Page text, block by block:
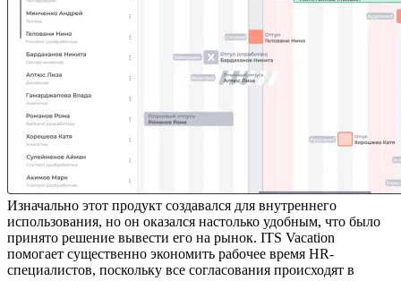
Изначально этот продукт создавался для внутреннего
использования, но он оказался настолько удобным, что было
принято решение вывести его на рынок. ITS Vacation
помогает существенно экономить рабочее время HR-
специалистов, поскольку все согласования происходят в